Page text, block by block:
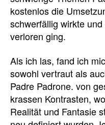
kostenlos die
schwerfällig wirkte
verloren ging.
Als ich las, fand ich
sowohl vertraut als
Padre Padrone. von
krassen Kontrasten,
Realität und Fantasie